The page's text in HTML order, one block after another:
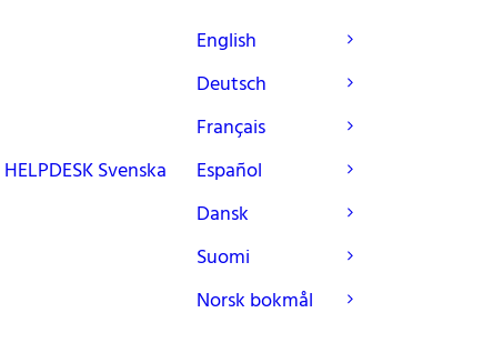
HELPDESKSvenska
English
Deutsch
Français
Español
Dansk
Suomi
Norsk bokmål